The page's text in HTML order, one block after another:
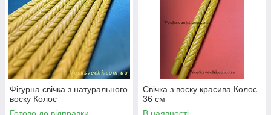
Фігурна свічка з натурального
воску Колос
Свічка з воску красива Колос
36 см